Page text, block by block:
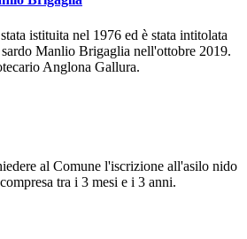
istituita nel 1976 ed è stata intitolata
Manlio Brigaglia nell'ottobre 2019.
Anglona Gallura.
al Comune l'iscrizione all'asilo nido
tra i 3 mesi e i 3 anni.